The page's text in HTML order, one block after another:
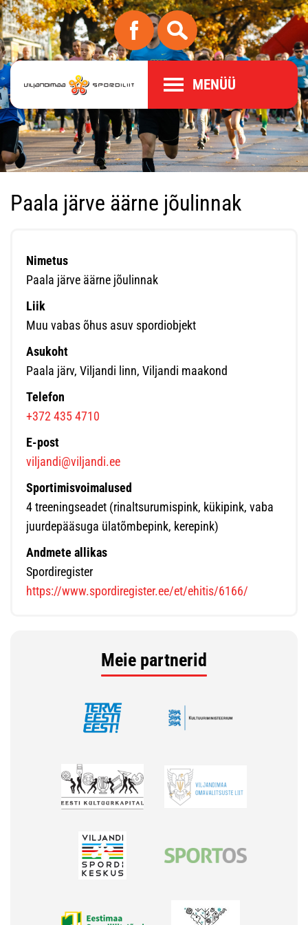
MENÜÜ
Paala järve äärne jõulinnak
Nimetus
Paala järve äärne jõulinnak
Liik
Muu vabas õhus asuv spordiobjekt
Asukoht
Paala järv, Viljandi linn, Viljandi maakond
Telefon
+372 435 4710
E-post
viljandi@viljandi.ee
Sportimisvoimalused
4 treeningseadet (rinaltsurumispink, kükipink, vaba
juurdepääsuga ülatõmbepink, kerepink)
Andmete allikas
Spordiregister
https://www.spordiregister.ee/et/ehitis/6166/
Meie partnerid